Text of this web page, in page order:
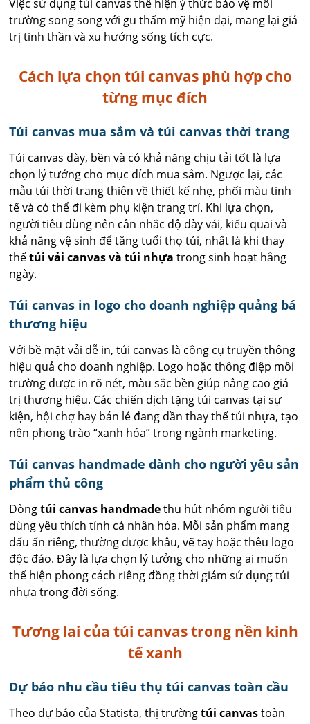
Việc sử dụng túi canvas thể hiện ý thức bảo vệ môi
trường song song với gu thẩm mỹ hiện đại, mang lại giá
trị tinh thần và xu hướng sống tích cực.
Cách lựa chọn túi canvas phù hợp cho
từng mục đích
Túi canvas mua sắm và túi canvas thời trang
Túi canvas dày, bền và có khả năng chịu tải tốt là lựa
chọn lý tưởng cho mục đích mua sắm. Ngược lại, các
mẫu túi thời trang thiên về thiết kế nhẹ, phối màu tinh
tế và có thể đi kèm phụ kiện trang trí. Khi lựa chọn,
người tiêu dùng nên cân nhắc độ dày vải, kiểu quai và
khả năng vệ sinh để tăng tuổi thọ túi, nhất là khi thay
thếtúi vải canvas và túi nhựa trong sinh hoạt hằng
ngày.
Túi canvas in logo cho doanh nghiệp quảng bá
thương hiệu
Với bề mặt vải dễ in, túi canvas là công cụ truyền thông
hiệu quả cho doanh nghiệp. Logo hoặc thông điệp môi
trường được in rõ nét, màu sắc bền giúp nâng cao giá
trị thương hiệu. Các chiến dịch tặng túi canvas tại sự
kiện, hội chợ hay bán lẻ đang dần thay thế túi nhựa, tạo
nên phong trào “xanh hóa” trong ngành marketing.
Túi canvas handmade dành cho người yêu sản
phẩm thủ công
Dòngtúi canvas handmadethu hút nhóm người tiêu
dùng yêu thích tính cá nhân hóa. Mỗi sản phẩm mang
dấu ấn riêng, thường được khâu, vẽ tay hoặc thêu logo
độc đáo. Đây là lựa chọn lý tưởng cho những ai muốn
thể hiện phong cách riêng đồng thời giảm sử dụng túi
nhựa trong đời sống.
Tương lai của túi canvas trong nền kinh
tế xanh
Dự báo nhu cầu tiêu thụ túi canvas toàn cầu
Theo dự báo của Statista, thị trườngtúi canvastoàn